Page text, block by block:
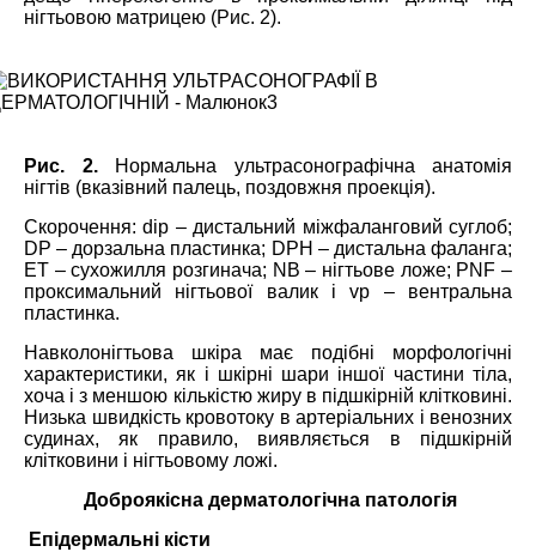
нігтьовою матрицею (Рис. 2).
Рис. 2.Нормальна ультрасонографічна анатомія
нігтів (вказівний палець, поздовжня проекція).
Скорочення: dip – дистальний міжфаланговий суглоб;
DP – дорзальна пластинка; DPH – дистальна фаланга;
ET – сухожилля розгинача; NB – нігтьове ложе; PNF –
проксимальний нігтьової валик і vp – вентральна
пластинка.
Навколонігтьова шкіра має подібні морфологічні
характеристики, як і шкірні шари іншої частини тіла,
хоча і з меншою кількістю жиру в підшкірній клітковині.
Низька швидкість кровотоку в артеріальних і венозних
судинах, як правило, виявляється в підшкірній
клітковини і нігтьовому ложі.
Доброякісна дерматологічна патологія
Епідермальні кісти